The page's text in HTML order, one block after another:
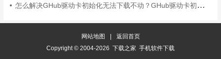
怎么解决GHub驱动卡初始化无法下载不动？GHub驱动卡初始化无法下载不动的解决办法
网站地图 |
返回首页
Copyright © 2004-2026 下载之家 手机软件下载